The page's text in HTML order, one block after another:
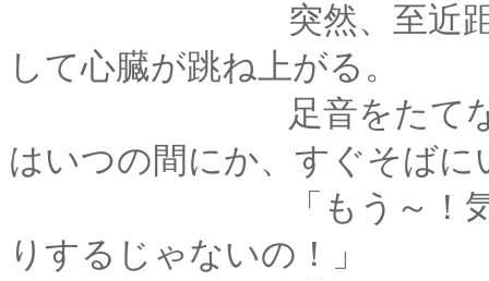
突然、至近距離から
して心臓が跳ね上がる。
足音をたてないよう
はいつの間にか、すぐそばに
「もう～！気配消し
りするじゃないの！」